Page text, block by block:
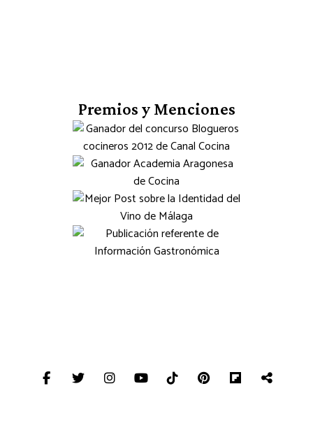
Premios y Menciones